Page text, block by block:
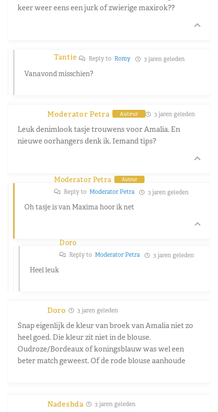
keer weer eens een jurk of zwierige maxirok??
Tantie Reply toRomy 3 jaren geleden
Vanavond misschien?
Moderator Petra Auteur 3 jaren geleden
Leuk denimlook tasje trouwens voor Amalia. En
nieuwe oorhangers denk ik. Iemand tips?
Moderator Petra Auteur
Reply to Moderator Petra 3 jaren geleden
Oh tasje is van Maxima hoor ik net
Doro
Reply to Moderator Petra 3 jaren geleden
Heel leuk
Doro 3 jaren geleden
Snap eigenlijk de kleur van broek van Amalia niet zo
heel goed. Die kleur zit niet in de blouse.
Oudroze/Bordeaux of koningsblauw was wel een
beter match geweest. Of de rode blouse aanhoude
Nadeshda 3 jaren geleden